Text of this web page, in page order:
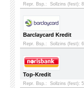
Repr. Bsp.: Sollzins (fest):
Barclaycard Kredit
Repr. Bsp.: Sollzins (fest):
Top-Kredit
Repr. Bsp.: Sollzins (fest):